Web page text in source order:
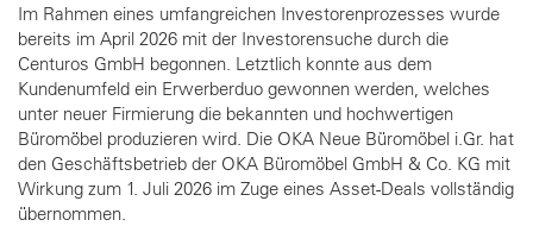
Im Rahmen eines umfangreichen Investorenprozesses wurde
bereits im April 2026 mit der Investorensuche durch die
Centuros GmbH begonnen. Letztlich konnte aus dem
Kundenumfeld ein Erwerberduo gewonnen werden, welches
unter neuer Firmierung die bekannten und hochwertigen
Büromöbel produzieren wird. Die OKA Neue Büromöbel i.Gr. hat
den Geschäftsbetrieb der OKA Büromöbel GmbH & Co. KG mit
Wirkung zum 1. Juli 2026 im Zuge eines Asset-Deals vollständig
übernommen.